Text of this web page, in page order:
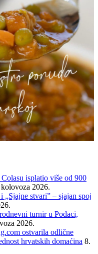
isplatio više od 900
2026.
stvari” – sjajan spoj
turnir u Podaci,
2026.
ostvarila odlične
hrvatskih domaćina 8.